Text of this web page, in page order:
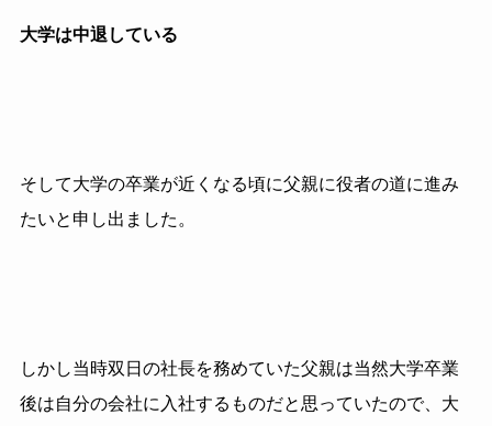
大学は中退している
そして大学の卒業が近くなる頃に父親に役者の道に進み
たいと申し出ました。
しかし当時双日の社長を務めていた父親は当然大学卒業
後は自分の会社に入社するものだと思っていたので、大